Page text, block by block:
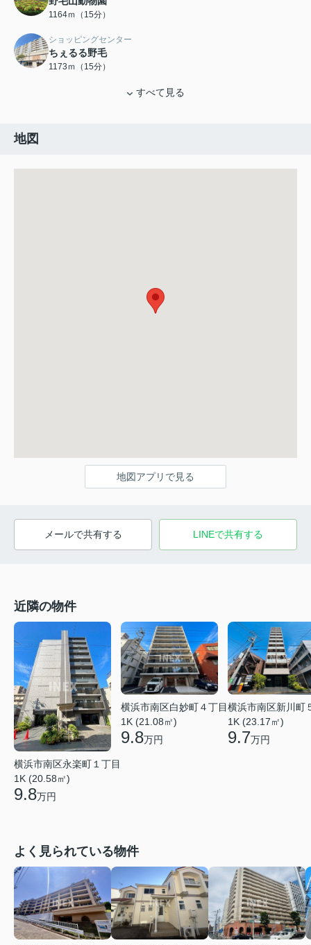
1164ｍ（15分）
ショッピングセンター
ちぇるる野毛
1173ｍ（15分）
すべて見る
地図
地図アプリで見る
メールで共有する LINEで共有する
近隣の物件
横浜市南区永楽町１丁目
1K (20.58㎡)
9.8万円
横浜市南区白妙町４丁目
1K (21.08㎡)
9.8万円
横浜市南区新川町
1K (23.17㎡)
9.7万円
よく見られている物件